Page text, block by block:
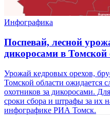
Инфографика
Поспевай, лесной
дикоросами в Томской
Урожай кедровых орехов,
Томской области ожидается
охотников за дикоросами.
сроки сбора и штрафы за их
инфографике РИА Томск.